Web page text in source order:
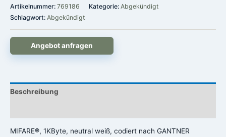
Artikelnummer: 769186 Kategorie: Abgekündigt
Schlagwort: Abgekündigt
Angebot anfragen
Beschreibung
MIFARE®, 1KByte, neutral weiß, codiert nach GANTNER